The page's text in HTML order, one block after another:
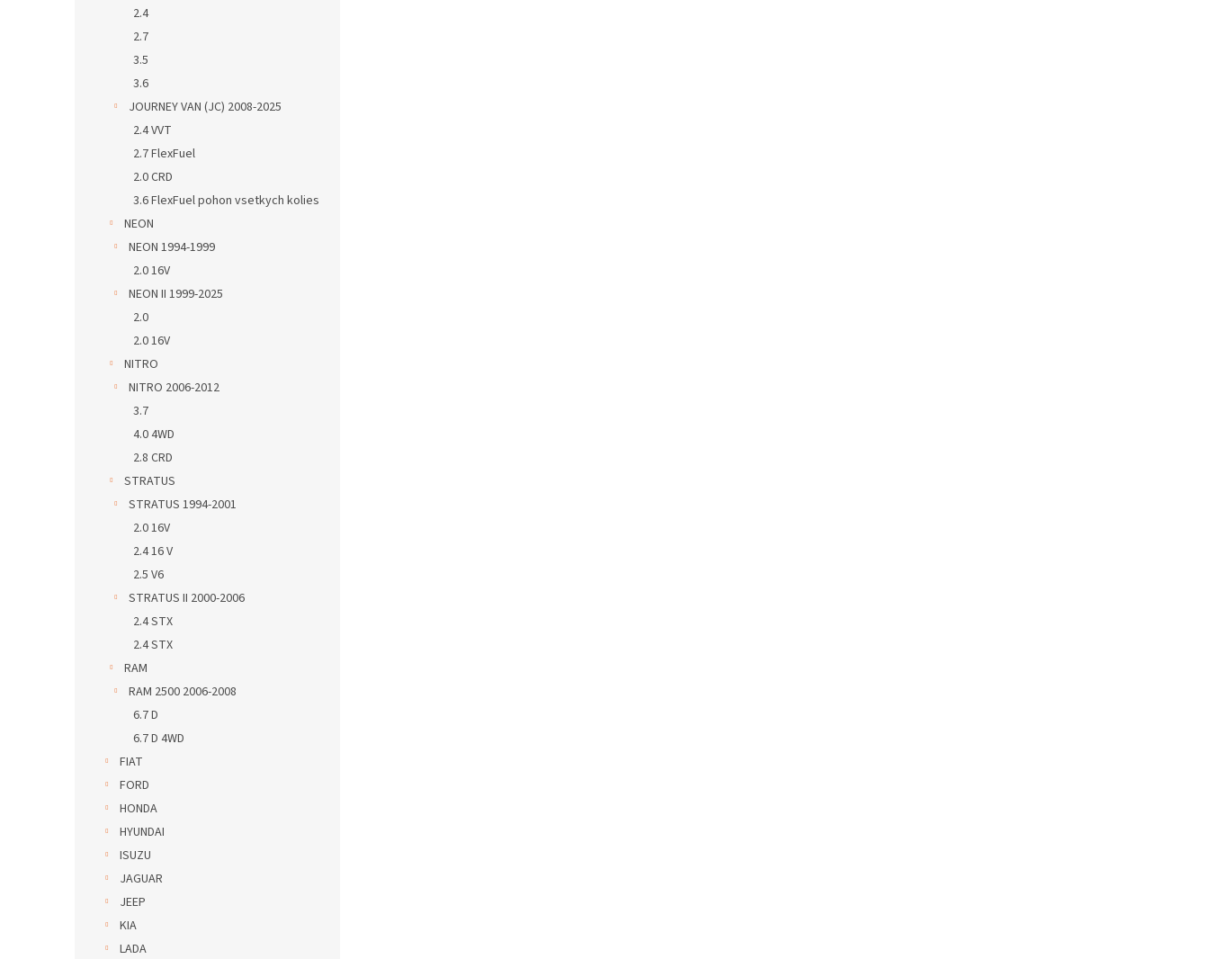
2.4
2.7
3.5
3.6
JOURNEY VAN (JC) 2008-2025
2.4 VVT
2.7 FlexFuel
2.0 CRD
3.6 FlexFuel pohon vsetkych kolies
NEON
NEON 1994-1999
2.0 16V
NEON II 1999-2025
2.0
2.0 16V
NITRO
NITRO 2006-2012
3.7
4.0 4WD
2.8 CRD
STRATUS
STRATUS 1994-2001
2.0 16V
2.4 16 V
2.5 V6
STRATUS II 2000-2006
2.4 STX
2.4 STX
RAM
RAM 2500 2006-2008
6.7 D
6.7 D 4WD
FIAT
FORD
HONDA
HYUNDAI
ISUZU
JAGUAR
JEEP
KIA
LADA